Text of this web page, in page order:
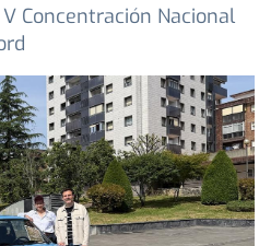
Concentración Nacional